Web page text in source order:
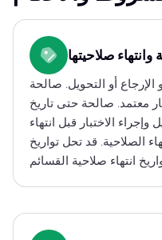
صلاحيتها
الإرجاع أو التحويل. صالحة
معتمد. صالحة حتى تاريخ
وإجراء الاختبار قبل انتهاء
الصلاحية. قد تحل تواريخ
انتهاء صلاحية القسائم